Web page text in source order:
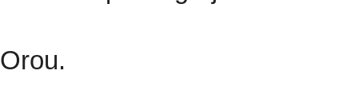
Orou.